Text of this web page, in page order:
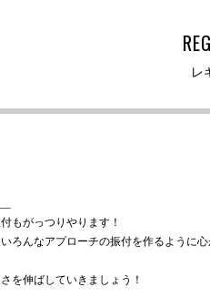
レ
もがっつりやります！
ろんなアプローチの振付を作るように
を伸ばしていきましょう！